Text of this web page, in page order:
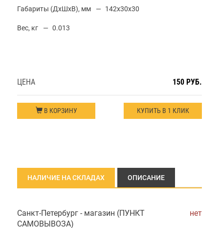
Габариты (ДхШхВ), мм 142x30x30
Вес, кг 0.013
ЦЕНА 150 РУБ.
В КОРЗИНУ КУПИТЬ В 1 КЛИК
НАЛИЧИЕ НА СКЛАДАХ ОПИСАНИЕ
Санкт-Петербург - магазин (ПУНКТ
САМОВЫВОЗА)
нет